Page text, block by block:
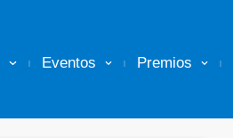
Eventos Premios